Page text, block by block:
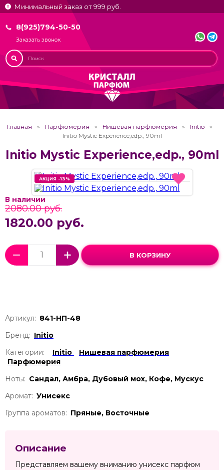
Минимальный заказ от 999 руб.
8(925)794-50-50
Заказать звонок
Главная Парфюмерия Нишевая парфюмерия
Initio
Initio Mystic Experience,edp., 90ml
Initio Mystic Experience,edp., 90ml
АКЦИЯ -13%
АКЦИЯ -13%
В наличии
2080.00 руб.
1820.00 руб.
В КОРЗИНУ
Артикул: 841-НП-48
Бренд: Initio
Категории:
Initio
Нишевая парфюмерия
Парфюмерия
Ноты: Сандал, Амбра, Дубовый мох, Кофе, Мускус
Аромат: Унисекс
Группа ароматов: Пряные, Восточные
Описание
Представляем вашему вниманию унисекс парфюм